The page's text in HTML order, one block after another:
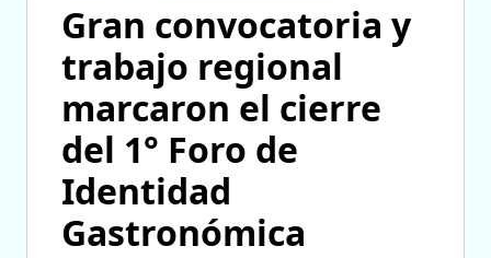
Gran convocatoria y
trabajo regional
marcaron el cierre
del 1° Foro de
Identidad
Gastronómica